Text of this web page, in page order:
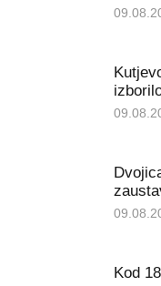
Kod